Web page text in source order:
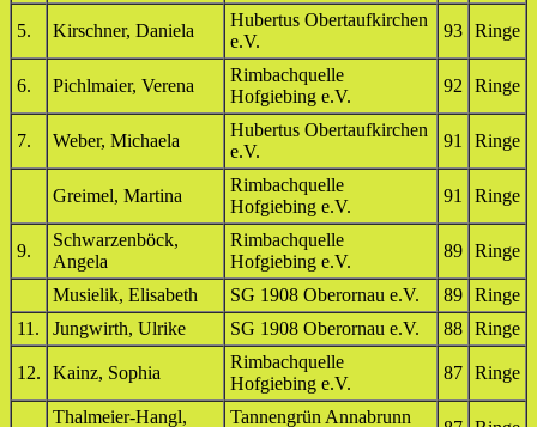
5. Kirschner, Daniela
Hubertus Obertaufkirchen
e.V.
93 Ringe
6. Pichlmaier, Verena
Rimbachquelle
Hofgiebing e.V.
92 Ringe
7. Weber, Michaela
Hubertus Obertaufkirchen
e.V.
91 Ringe
Greimel, Martina
Rimbachquelle
Hofgiebing e.V.
91 Ringe
9.
Schwarzenböck,
Angela
Rimbachquelle
Hofgiebing e.V.
89 Ringe
Musielik, Elisabeth SG 1908 Oberornau e.V. 89 Ringe
11.
Jungwirth, Ulrike SG 1908 Oberornau e.V. 88 Ringe
12. Kainz, Sophia
Rimbachquelle
Hofgiebing e.V.
87 Ringe
Thalmeier-Hangl,
Tannengrün Annabrunn